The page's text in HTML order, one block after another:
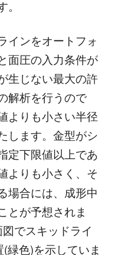
インをオートフォ
面圧の入力条件が
生じない最大の許
解析を行うので
よりも小さい半径
します。金型がシ
定下限値以上であ
よりも小さく、そ
場合には、成形中
とが予想されま
でスキッドライ
緑色)を示していま